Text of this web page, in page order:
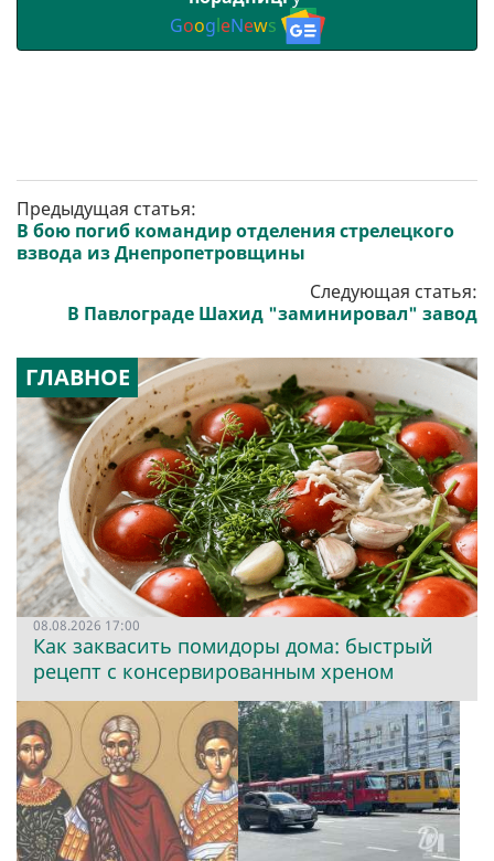
GoogleNews
Предыдущая статья:
В бою погиб командир отделения стрелецкого
взвода из Днепропетровщины
Следующая статья:
В Павлограде Шахид "заминировал" завод
ГЛАВНОЕ
08.08.2026 17:00
Как заквасить помидоры дома: быстрый
рецепт с консервированным хреном